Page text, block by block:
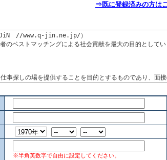
⇒既に登録済みの方は
※半角英数字で自由に設定してください。